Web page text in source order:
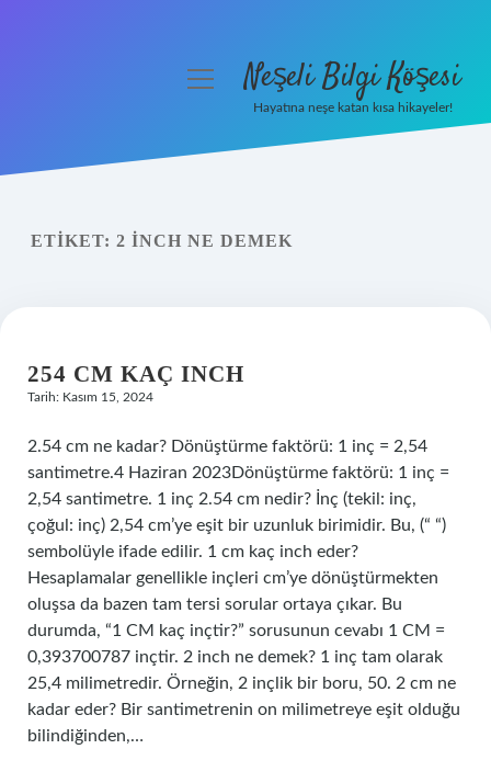
Yasal Uyarı
menüyüNeşeli Bilgi Köşesi
Hayatına neşe katan kısa hikayeler!
ETIKET: 2 INCH NE DEMEK
254 CM KAÇ INCH
Tarih: Kasım 15, 2024
2.54 cm ne kadar? Dönüştürme faktörü: 1 inç = 2,54
santimetre.4 Haziran 2023Dönüştürme faktörü: 1 inç =
2,54 santimetre. 1 inç 2.54 cm nedir? İnç (tekil: inç,
çoğul: inç) 2,54 cm’ye eşit bir uzunluk birimidir. Bu, (“ “)
sembolüyle ifade edilir. 1 cm kaç inch eder?
Hesaplamalar genellikle inçleri cm’ye dönüştürmekten
oluşsa da bazen tam tersi sorular ortaya çıkar. Bu
durumda, “1 CM kaç inçtir?” sorusunun cevabı 1 CM =
0,393700787 inçtir. 2 inch ne demek? 1 inç tam olarak
25,4 milimetredir. Örneğin, 2 inçlik bir boru, 50. 2 cm ne
kadar eder? Bir santimetrenin on milimetreye eşit olduğu
bilindiğinden,…